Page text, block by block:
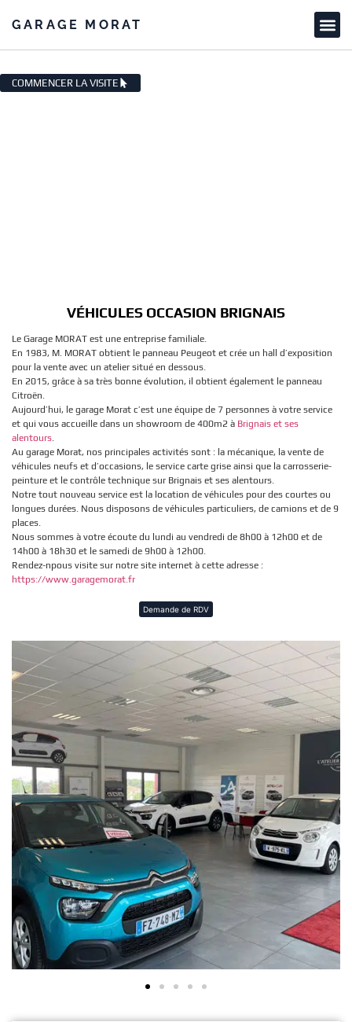
GARAGE MORAT
COMMENCER LA VISITE
VÉHICULES OCCASION BRIGNAIS
Le Garage MORAT est une entreprise familiale.
En 1983, M. MORAT obtient le panneau Peugeot et crée un hall d’exposition
pour la vente avec un atelier situé en dessous.
En 2015, grâce à sa très bonne évolution, il obtient également le panneau
Citroën.
Aujourd’hui, le garage Morat c’est une équipe de 7 personnes à votre service
et qui vous accueille dans un showroom de 400m2 à Brignais et ses
alentours.
Au garage Morat, nos principales activités sont : la mécanique, la vente de
véhicules neufs et d’occasions, le service carte grise ainsi que la carrosserie-
peinture et le contrôle technique sur Brignais et ses alentours.
Notre tout nouveau service est la location de véhicules pour des courtes ou
longues durées. Nous disposons de véhicules particuliers, de camions et de 9
places.
Nous sommes à votre écoute du lundi au vendredi de 8h00 à 12h00 et de
14h00 à 18h30 et le samedi de 9h00 à 12h00.
Rendez-npous visite sur notre site internet à cette adresse :
https://www.garagemorat.fr
Demande de RDV